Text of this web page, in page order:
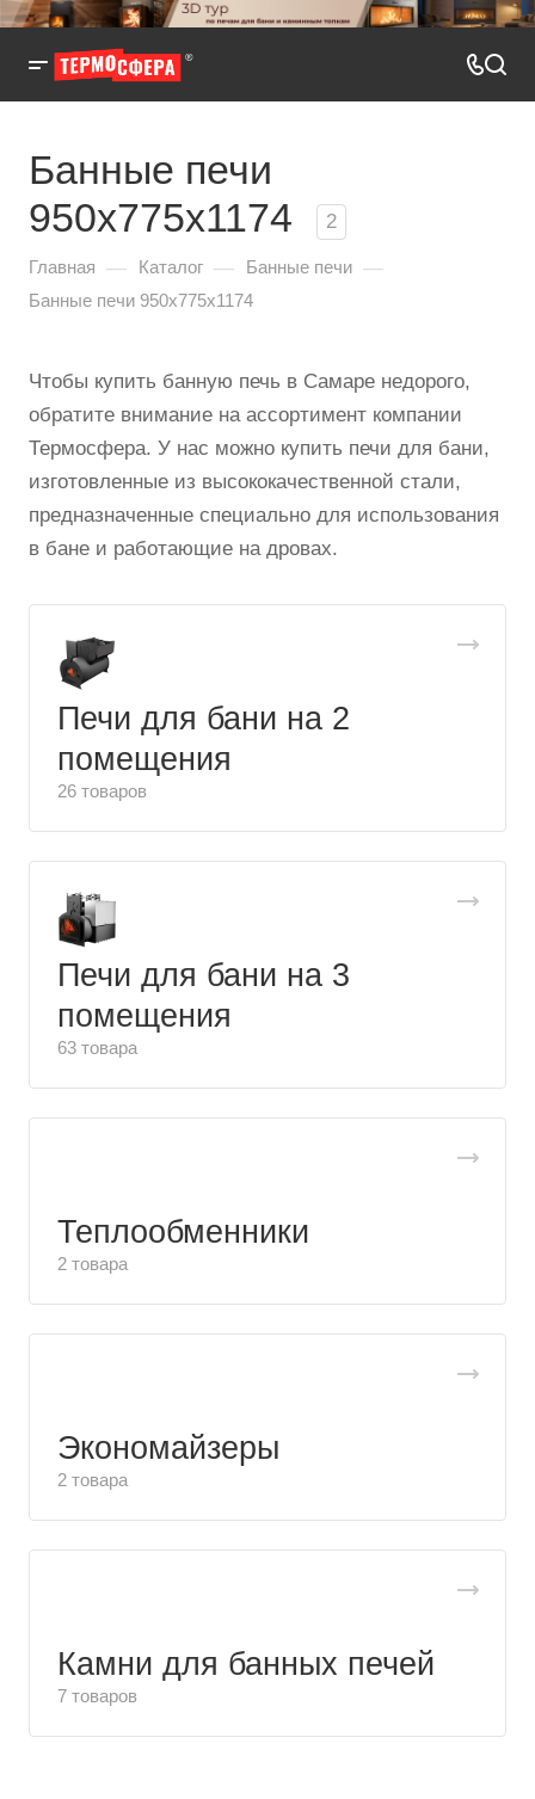
Банные печи
950x775x1174
2
Главная — Каталог — Банные печи —
Банные печи 950x775x1174
Чтобы купить банную печь в Самаре недорого,
обратите внимание на ассортимент компании
Термосфера. У нас можно купить печи для бани,
изготовленные из высококачественной стали,
предназначенные специально для использования
в бане и работающие на дровах.
Печи для бани на 2
помещения
26 товаров
Печи для бани на 3
помещения
63 товара
Теплообменники
2 товара
Экономайзеры
2 товара
Камни для банных печей
7 товаров